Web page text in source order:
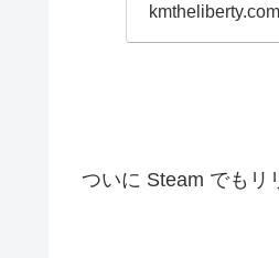
kmtheliberty.com
ついに Steam でもリ